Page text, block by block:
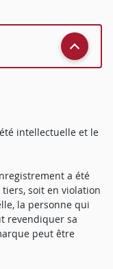
intellectuelle et le
a été
soit en violation
la personne qui
revendiquer sa
peut être